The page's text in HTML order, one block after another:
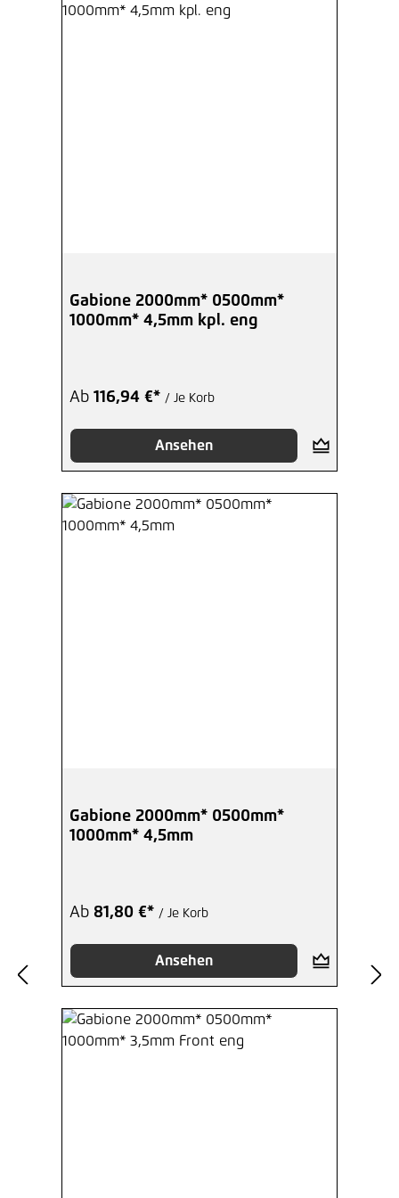
Distanzhalter für Gabionen 0500
Gabione 2000mm* 0500mm*
1000mm* 4,5mm kpl. eng
Ab 116,94 €* / Je Korb
Ansehen
Gabione 2000mm* 0500mm*
1000mm* 4,5mm
Ab 81,80 €* / Je Korb
Ansehen